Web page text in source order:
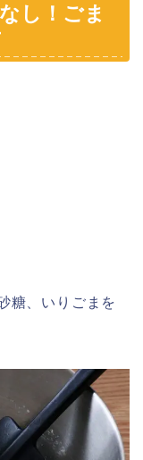
し！ごま
糖、いりごまを